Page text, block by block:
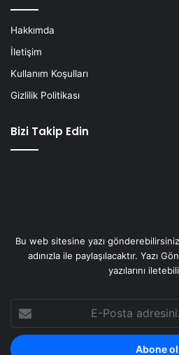
Hakkımda
İletişim
Kullanım Koşulları
Gizlilik Politikası
Bizi Takip Edin
Bu web sitesine yazı
adınızla ile paylaşılacaktır. Yazı
yazılarını
Posta
adresinizi
giriniz